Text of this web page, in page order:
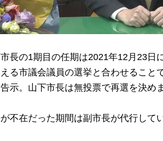
長の1期目の任期は2021年12月23日
る市議会議員の選挙と合わせること
示。山下市長は無投票で再選を決め
不在だった期間は副市長が代行して